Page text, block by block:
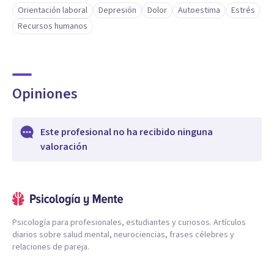
Orientación laboral Depresión Dolor Autoestima
Estrés
Recursos humanos
Opiniones
Este profesional no ha recibido ninguna
valoración
Psicología para profesionales, estudiantes y curiosos. Artículos
diarios sobre salud mental, neurociencias, frases célebres y
relaciones de pareja.